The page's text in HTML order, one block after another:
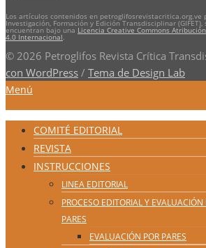
Los artículos contenidos en petroglifosrevistacritica.org.ve
Investigación, Formación y Edición Transdisciplinar
encuentran bajo una Licencia Creative Commons
4.0 Internacional
© 2026 Petroglifos Revista Crítica
con WordPress / Tema de Design Lab
Menú
COMITÉ EDITORIAL
REVISTA
INSTRUCCIONES
LINEA EDITORIAL
PROCESO EDITORIAL Y EVALUACIÓN
PARES
EVALUACIÓN POR PARES